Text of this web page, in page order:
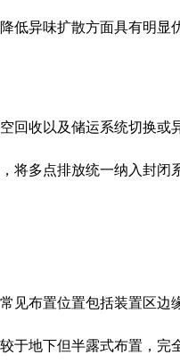
低异味扩散方面具有明显
回收以及储运系统切换或
将多点排放统一纳入封闭
见布置位置包括装置区边
于地下但半露式布置，完